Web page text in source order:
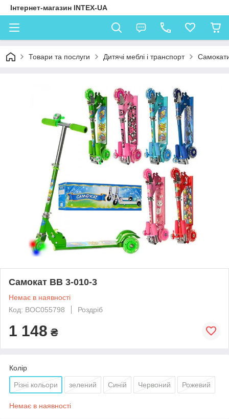
Інтернет-магазин INTEX-UA
Товари та послуги Дитячі меблі і транспорт
Самокат BB 3-010-3
Немає в наявності
Код: BOC055798
Роздріб
1 148 ₴
Колір
Різні кольори зелений Синій Червоний Рожевий
Немає в наявності